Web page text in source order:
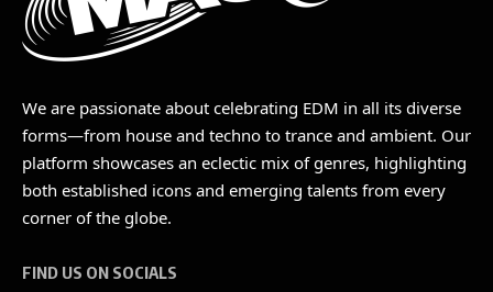
We are passionate about celebrating EDM in all its diverse
forms—from house and techno to trance and ambient. Our
platform showcases an eclectic mix of genres, highlighting
both established icons and emerging talents from every
corner of the globe.
FIND US ON SOCIALS